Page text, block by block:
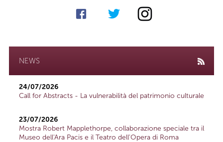
NEWS
24/07/2026
Call for Abstracts - La vulnerabilità del patrimonio culturale
23/07/2026
Mostra Robert Mapplethorpe, collaborazione speciale tra il
Museo dell'Ara Pacis e il Teatro dell'Opera di Roma